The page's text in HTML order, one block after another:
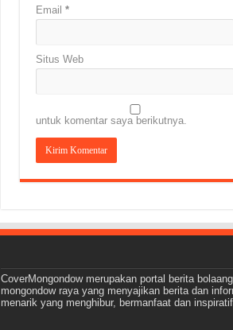
Email *
Situs Web
untuk komentar saya berikutnya.
CoverMongondow merupakan portal berita bolaang
mongondow raya yang menyajikan berita dan
menarik yang menghibur, bermanfaat dan